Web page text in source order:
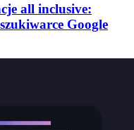
all inclusive:
Google